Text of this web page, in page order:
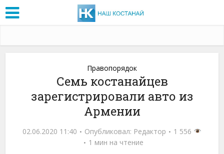
Правопорядок
Семь костанайцев
зарегистрировали авто из
Армении
02.06.2020 11:40 Опубликовал: Редактор
1 556
1 мин на чтение